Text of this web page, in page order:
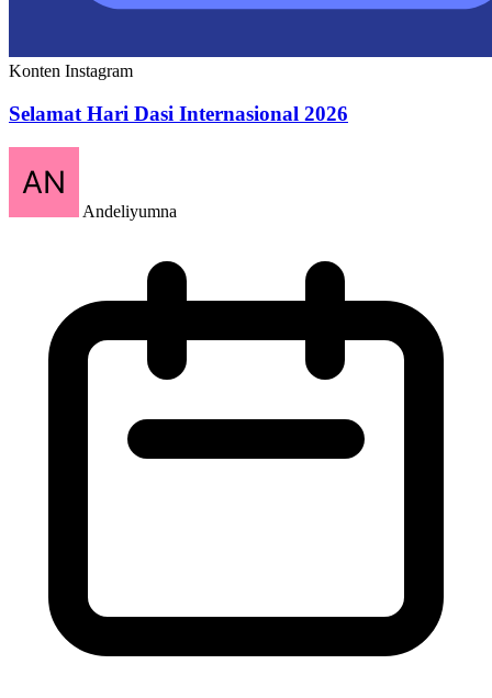
Konten Instagram
Selamat Hari Dasi Internasional 2026
Andeliyumna